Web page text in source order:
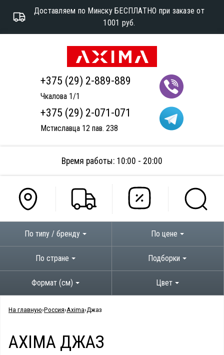
Доставляем по Минску БЕСПЛАТНО при заказе от
1001 руб.
+375 (29) 2-889-889
Чкалова 1/1
+375 (29) 2-071-071
Мстиславца 12 пав. 238
Время работы: 10:00 - 20:00
По типу / бренду По цене
По стране Подборки
Формат (см) Цвет
На главную Россия Axima Джаз
AXIMA ДЖАЗ